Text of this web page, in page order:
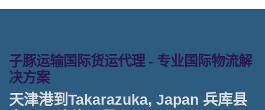
子豚运输国际货运代理 - 专业国际物流解
决方案
天津港到Takarazuka, Japan 兵库县